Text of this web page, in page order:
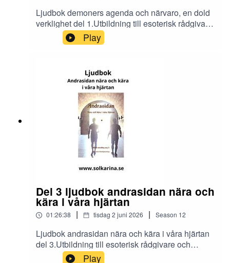
Ljudbok demoners agenda och närvaro, en dold
verklighet del 1.Utbildning till esoterisk rådgivare
och dimensionsmedium
https://solkarina.se/produkt/dimensionell-
https://www.facebook.com/groups/16251419920
40360.Solkarina Sinnligkunskap®
//.http://www.medireiki.sehttp://www.solkarina.seh
ttp://www.sannessens.se min digitala
kursgårdInstagram:
http://www.instagram.com/iamsolkarina.seFaceb
ook: https://www.facebook.com/profile.php?
id=61573215027349Youtube:
https://www.youtube.com/@solkarinaKalender:htt
ps://solkarina.se/kalender/
Play
Del 3 ljudbok andrasidan nära och
kära i våra hjärtan
01:26:38 | tisdag 2 juni 2026 | Season 12
Ljudbok andrasidan nära och kära i våra hjärtan
del 3.Utbildning till esoterisk rådgivare och
dimensionsmedium
Play